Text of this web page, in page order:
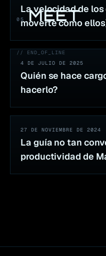
05 MEET
// END_OF_LINE
La velocidad de
moverte como
4 DE JULIO DE 2025
Quién se hace
hacerlo?
27 DE NOVIEMBRE DE 2024
La guía no tan
productividad de